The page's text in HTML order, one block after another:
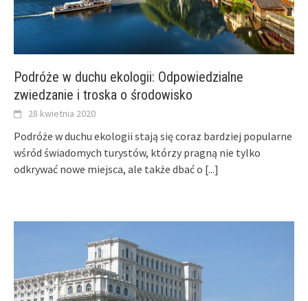
Podróże w duchu ekologii: Odpowiedzialne
zwiedzanie i troska o środowisko
28 kwietnia 2020
Podróże w duchu ekologii stają się coraz bardziej popularne
wśród świadomych turystów, którzy pragną nie tylko
odkrywać nowe miejsca, ale także dbać o [...]